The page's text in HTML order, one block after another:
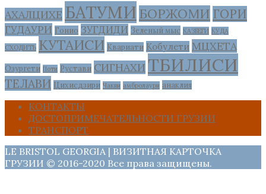
АХАЛЦИХЕ БАТУМИ БОРЖОМИ ГОРИ
ГУДАУРИ Гонио ЗУГДИДИ Зеленый мыс КАЗБЕГИ КУДА
СХОДИТЬ КУТАИСИ Квариати Кобулети МЦХЕТА
Озургети Поти Рустави СИГНАХИ ТБИЛИСИ
ТЕЛАВИ Цихисдзири Чакви амбролаури анаклия
КОНТАКТЫ
ДОСТОПРИМЕЧАТЕЛЬНОСТИ ГРУЗИИ
ТРАНСПОРТ
LE BRISTOL GEORGIA | ВИЗИТНАЯ КАРТОЧКА
ГРУЗИИ © 2016-2020 Все права защищены.